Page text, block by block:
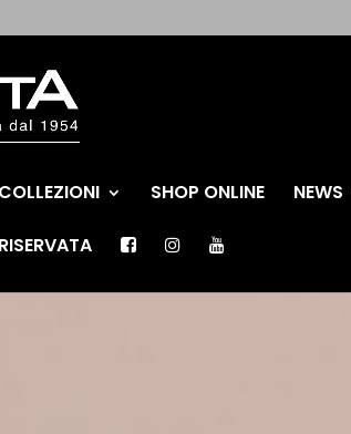
COLLEZIONI SHOP ONLINE NEWS